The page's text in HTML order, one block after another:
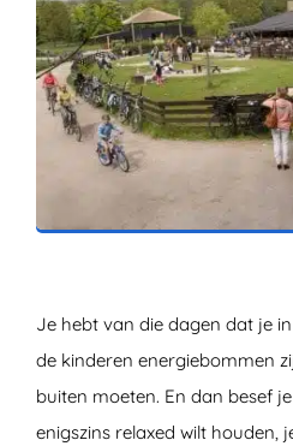
Je hebt van die dagen dat je
de kinderen energiebommen
buiten moeten. En dan besef
enigszins relaxed wilt houden,